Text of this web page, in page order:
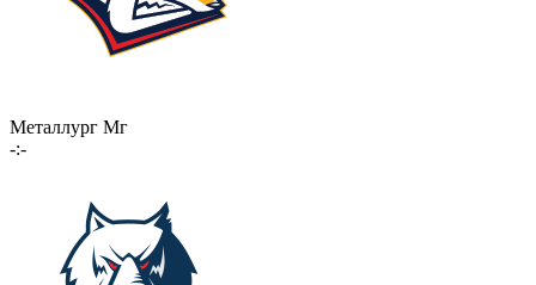
Металлург Мг
-:-